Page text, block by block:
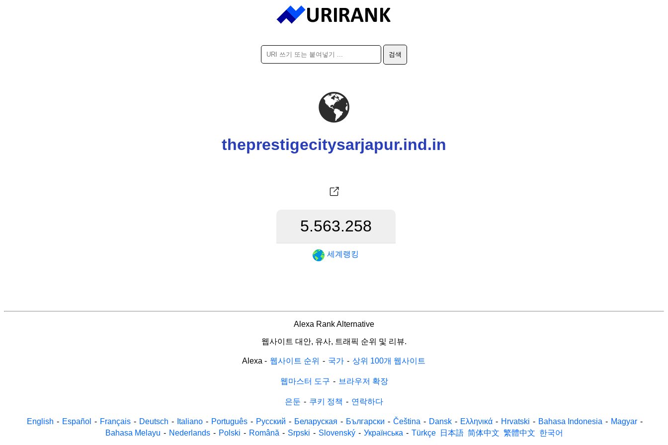
theprestigecitysarjapur.ind.in
5.563.258
세계랭킹
Alexa Rank Alternative
웹사이트 대안, 유사, 트래픽 순위 및 리뷰.
Alexa - 웹사이트 순위 - 국가 - 상위 100개 웹사이트
웹마스터 도구 - 브라우저 확장
은둔 - 쿠키 정책 - 연락하다
English - Español - Français - Deutsch - Italiano - Português - Русский - Беларуская - Български - Čeština - Dansk - Ελληνικά - Hrvatski - Bahasa Indonesia - Magyar -
Bahasa Melayu - Nederlands - Polski - Română - Srpski - Slovenský - Українська - Türkçe 日本語 简体中文 繁體中文 한국어